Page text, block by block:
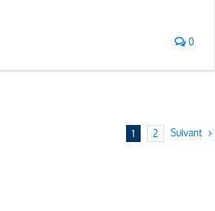
0
1 2 Suivant